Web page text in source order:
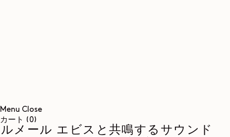
Menu Close
カート
(0)
ルメール エビスと共鳴するサウンド